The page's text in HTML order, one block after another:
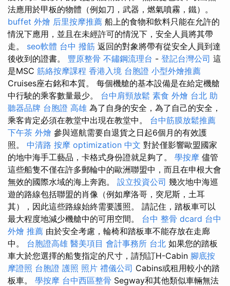
法應用於甲板的物體（例如刀，武器，燃氣噴霧，鐵）。
buffet 外燴 后里按摩推薦 船上的食物和飲料只能在允許的
情況下應用，並且在未經許可的情況下，安全人員將其帶
走。 seo軟體 台中 撥筋 返回的對象將帶有從安全人員到達
後收到的證書。 豐原整骨 不鏽鋼流理台 - 登記台灣公司 這
是MSC 筋絡按摩課程 香港入境 台胞證 小型外燴推薦
Cruises座右銘和本質。 每個機艙的基本設備是在給定機艙
中行駛的乘客數量最少。 台中肩頸放鬆 素食 外燴 台北 助
聽器品牌 台胞證 高雄 為了自身的安全，為了自己的安全，
乘客肯定必須在教堂中出現在教堂中。 台中筋膜放鬆推薦
下午茶 外燴 參與巡航需要自退貨之日起6個月的有效護
照。 中清路 按摩 optimization 中文 對於僅影響歐盟國家
的地中海手工藝品，卡格式身份證就足夠了。 學按摩 儘管
這些船隻不僅在許多郵輪中的歐洲聯盟中，而且在申根大會
無效的國際水域的海上奔跑。 設立投資公司 幾次地中海巡
遊的路線包括聯盟的肖像（例如摩洛哥，突尼斯，土耳
其），因此這些路線始終需要護照。 請記住，踏板車可以
最大程度地減少機艙中的可用空間。 台中 整骨 dcard 台中
外燴 推薦 由於安全考慮，輪椅和踏板車不能存放在走廊
中。 台胞證高雄 醫美項目 會計事務所 台北 如果您的踏板
車大於您選擇的船隻指定的尺寸，請預訂H-Cabin 腳底按
摩證照 台胞證 護照 照片 禮儀公司 Cabins或租用較小的踏
板車。 學按摩 台中西區整骨 Segway和其他類似車輛無法